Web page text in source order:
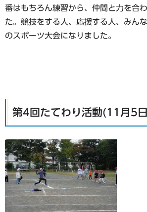
番はもちろん練習から、仲間と力を合
た。競技をする人、応援する人、みん
のスポーツ大会になりました。
第4回たてわり活動(11月5